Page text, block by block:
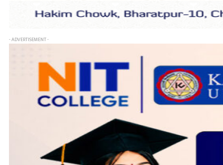
- ADVERTISEMENT -